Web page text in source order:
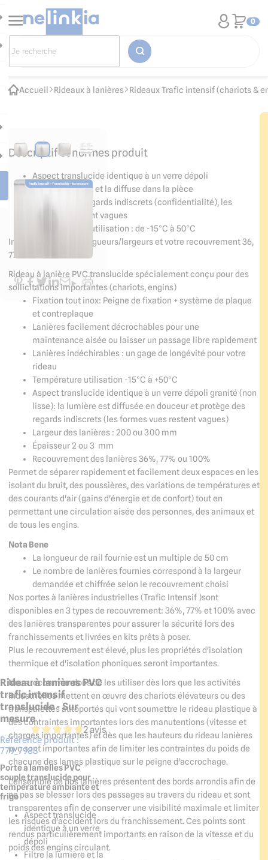
0
Accueil Rideaux à lanières Rideaux Trafic intensif (chariots &
Rideau à lanières PVC
trafic intensif
translucide - Sur
mesure
2 avis
Référence produit :
779_7983
Porte à lamelles PVC
souple translucide pour
température ambiante et
frigo
Aspect translucide
identique à un verre
dépoli
Filtre la lumière et la
Descriptif et normes produit
Aspect translucide identique à un verre dépoli
Filtre la lumière et la diffuse dans la pièce
Préserve des regards indiscrets (confidentialité), les
formes vues sont vagues
Température d'utilisation : de -15°C à 50°C
Indiquez-nous vos longueurs/largeurs et votre recouvrement 36,
77 ou 100% !
Rideau à lanière PVC translucide spécialement conçu pour des
sollicitations importantes (chariots, engins)
Fixation tout inox: Peigne de fixation + système de plaque
et contreplaque
Lanières facilement décrochables pour une
maintenance aisée ou laisser un passage libre rapidement
Lanières indéchirables : un gage de longévité pour votre
rideau
Température utilisation -15°C à +50°C
Aspect translucide identique à un verre dépoli granité (non
lisse): la lumière est diffusée en douceur et protège des
regards indiscrets (les formes vues restent vagues)
Largeur des lanières : 200 ou 300 mm
Épaisseur 2 ou 3 mm
Recouvrement des lanières 36%, 77% ou 100%
Permet de séparer rapidement et facilement deux espaces en les
isolant du bruit, des poussières, des variations de températures et
des courants d'air (gains d'énergie et de confort) tout en
permettant une circulation aisée des personnes, des animaux et
de tous les engins.
Nota Bene
La longueur de rail fournie est un multiple de 50 cm
Le nombre de lanières fournies correspond à la largeur
demandée et chiffrée selon le recouvrement choisi
Nos portes à lanières industrielles (Trafic Intensif )sont
disponibles en 3 types de recouvrement: 36%, 77% et 100% avec
des lanières transparentes pour assurer la sécurité lors des
franchissements et livrées en kits prêts à poser.
Plus le recouvrement est élevé, plus les propriétés d'isolation
thermique et d'isolation phoniques seront importantes.
Nous recommandons de les utiliser dès lors que les activités
industrielles mettent en œuvre des chariots élévateurs ou des
transpalettes autoportés qui vont soumettre le rideau plastique à
des contraintes importantes lors des manutentions (vitesse et
charges importantes) et dès que les hauteurs du rideau lanières
pvc sont importantes afin de limiter les contraintes du poids de
chacune des lames plastique sur le peigne d'accrochage.
L'ensemble de nos lanières présentent des bords arrondis afin de
ne pas se blesser lors des passages au travers du rideau et sont
transparentes afin de conserver une visibilité maximale et limiter
les risques d'accident lors du franchissement. Ces points sont
rendus particulièrement importants en raison de la vitesse et du
poids des engins circulant.